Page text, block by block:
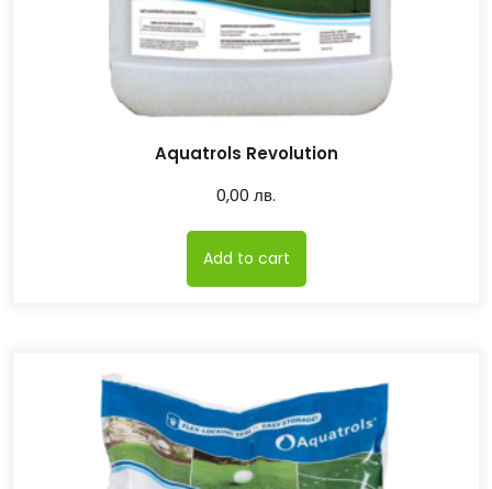
Aquatrols Revolution
0,00 лв.
Add to cart